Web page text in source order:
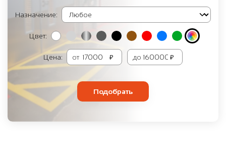
Назначение:
Цвет:
Цена: от ₽ до ₽
Подобрать